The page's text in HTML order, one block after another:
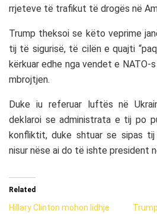
rrjeteve të trafikut të drogës në
Trump theksoi se këto veprime
tij të sigurisë, të cilën e quajti
kërkuar edhe nga vendet e NATO-
mbrojtjen.
Duke iu referuar luftës në
deklaroi se administrata e tij po
konfliktit, duke shtuar se sipas
nisur nëse ai do të ishte president
Related
Hillary Clinton mohon lidhje